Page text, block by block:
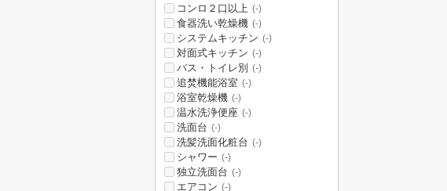
コンロ２口以上 (-)
食器洗い乾燥機 (-)
システムキッチン (-)
対面式キッチン (-)
バス・トイレ別 (-)
追焚機能浴室 (-)
浴室乾燥機 (-)
温水洗浄便座 (-)
洗面台 (-)
洗髪洗面化粧台 (-)
シャワー (-)
独立洗面台 (-)
エアコン (-)